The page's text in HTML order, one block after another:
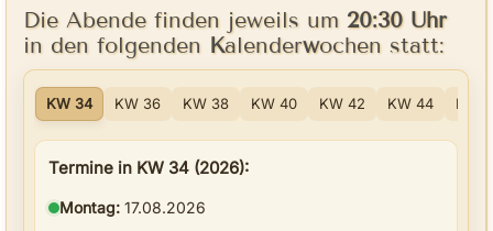
Die Abende finden jeweils um 20:30 Uhr
in den folgenden Kalenderwochen statt:
KW 34 KW 36 KW 38 KW 40 KW 42 KW 44 KW
Termine in KW 34 (2026):
Montag: 17.08.2026